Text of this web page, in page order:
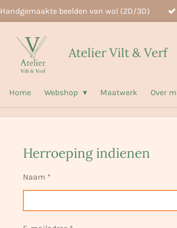
Handgemaakte beelden van wol (2D/3D)
Atelier Vilt & Verf
Home Webshop Maatwerk Over
Herroeping indienen
Naam *